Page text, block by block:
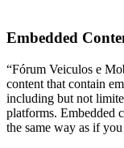
Embedded
“Fórum Veiculos e
content that contain
including but not
platforms. Embedded
the same way as if